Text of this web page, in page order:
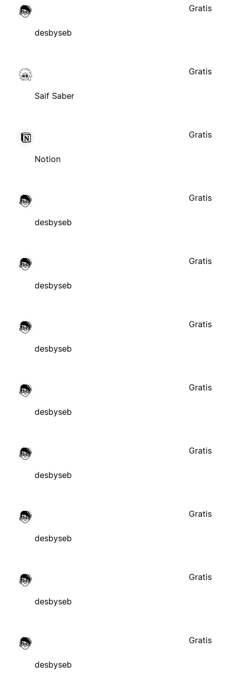
desbyseb
Gratis
Saif Saber
Gratis
Notion
Gratis
desbyseb
Gratis
desbyseb
Gratis
desbyseb
Gratis
desbyseb
Gratis
desbyseb
Gratis
desbyseb
Gratis
desbyseb
Gratis
desbyseb
Gratis